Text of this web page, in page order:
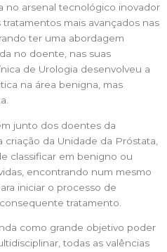
no arsenal tecnológico inovador
mais avançados nas
ter uma abordagem
no doente, nas suas
de Urologia desenvolveu a
na área benigna, mas
junto dos doentes da
da Unidade da Próstata,
classificar em benigno ou
encontrando num mesmo
iniciar o processo de
tratamento.
como grande objetivo poder
todas as valências